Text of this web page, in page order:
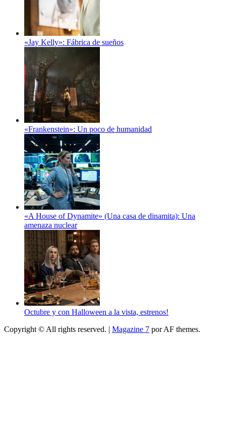
«Jay Kelly»: Fábrica de sueños
«Frankenstein»: Un poco de humanidad
«A House of Dynamite» (Una casa de dinamita): Una
amenaza nuclear
Octubre y con Halloween a la vista, estrenos!
Copyright © All rights reserved. | Magazine 7 por AF themes.